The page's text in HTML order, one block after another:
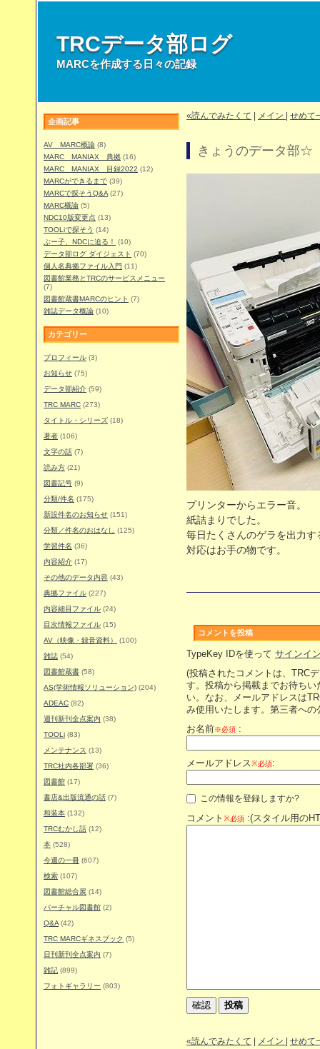
TRCデータ部ログ
MARCを作成する日々の記録
企画記事
AV MARC概論 (8)
MARC MANIAX 典拠 (16)
MARC MANIAX 目録2022 (12)
MARCができるまで (39)
MARCで探そうQ&A (27)
MARC概論 (5)
NDC10版変更点 (13)
TOOLiで探そう (14)
ぶー子、NDCに迫る！
(10)
データ部ログ ダイジェスト (70)
個人名典拠ファイル入門 (11)
図書館業務とTRCのサービスメニュー
(7)
図書館蔵書MARCのヒント (7)
雑誌データ概論 (10)
カテゴリー
プロフィール (3)
お知らせ (75)
データ部紹介 (59)
TRC MARC (273)
タイトル・シリーズ (18)
著者 (106)
文字の話 (7)
読み方 (21)
図書記号 (9)
分類/件名 (175)
新設件名のお知らせ (151)
分類／件名のおはなし
(125)
学習件名 (36)
内容紹介 (17)
その他のデータ内容 (43)
典拠ファイル (227)
内容細目ファイル (24)
目次情報ファイル (15)
AV（映像・録音資料）
(100)
雑誌 (54)
図書館蔵書 (58)
AS(学術情報ソリューション) (204)
ADEAC (82)
週刊新刊全点案内 (38)
TOOLi (83)
メンテナンス (13)
TRC社内各部署 (36)
図書館 (17)
書店&出版流通の話 (7)
和装本 (132)
TRCむかし話 (12)
本 (528)
今週の一冊 (607)
検索 (107)
図書館総合展 (14)
バーチャル図書館 (2)
Q&A (42)
TRC MARCギネスブック (5)
日刊新刊全点案内 (7)
雑記 (899)
フォトギャラリー (803)
«読んでみたくて メイン せめて
きょうのデータ部☆
プリンターからエラー音。
紙詰まりでした。
毎日たくさんのゲラを出力
対応はお手の物です。
コメントを投稿
TypeKey IDを使って サインイ
(投稿されたコメントは、TRC
す。投稿から掲載までお待ち
い。なお、メールアドレスは
み使用いたします。第三者へ
お名前※必須 :
メールアドレス※必須:
この情報を登録しますか?
コメント ※必須 :(スタイル用の
«読んでみたくて メイン せめて